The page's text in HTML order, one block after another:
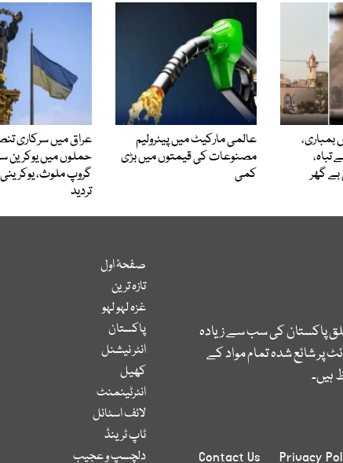
بمباری،
گھر
عالمی مارکیٹ میں پیٹرولیم
مصنوعات کی قیمتوں میں بڑی
کمی
عراق میں سرکاری
حملوں میں
گروپ ملوث،
تردید
پاکستان کی سب سے زیادہ
شائع شدہ تمام مواد کے
ہیں۔
Privacy
Contact Us
صفحۂ اول
تازہ ترین
غزہ لہو لہو
پاکستان
انٹر نیشنل
کھیل
انٹرٹینمنٹ
لائف اسٹائل
ٹاپ ٹرینڈ
دلچسپ و عجیب